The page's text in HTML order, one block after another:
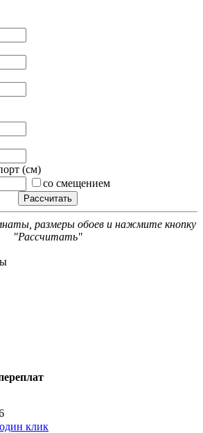
(см)
со смещением
размеры обоев и нажмите кнопку
"Рассчитать"
клик